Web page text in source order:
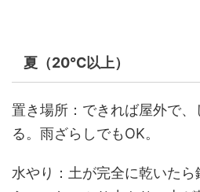
夏（20℃以上）
置き場所：できれば屋外で
る。雨ざらしでもOK。
水やり：土が完全に乾いたら